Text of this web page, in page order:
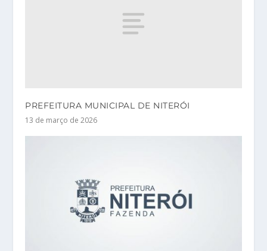
PREFEITURA MUNICIPAL DE NITERÓI
13 de março de 2026